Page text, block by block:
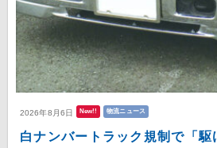
2026年8月6日 New!! 物流ニュース
白ナンバートラック規制で「